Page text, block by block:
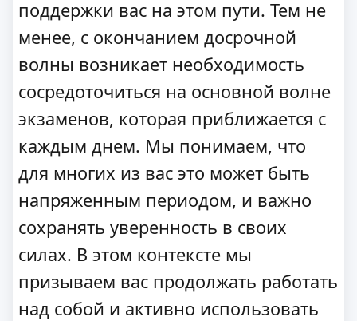
поддержки вас на этом пути. Тем не
менее, с окончанием досрочной
волны возникает необходимость
сосредоточиться на основной волне
экзаменов, которая приближается с
каждым днем. Мы понимаем, что
для многих из вас это может быть
напряженным периодом, и важно
сохранять уверенность в своих
силах. В этом контексте мы
призываем вас продолжать работать
над собой и активно использовать